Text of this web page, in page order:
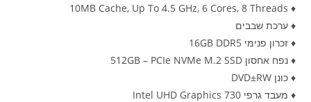
♦ 10MB Cache, Up To 4.5 GHz, 6 Cores, 8 Threads
♦ ערכת שבבים
♦ זכרון פנימי 16GB DDR5
♦ נפח אחסון 512GB – PCIe NVMe M.2 SSD
♦ כונן DVD±RW
♦ מעבד גרפי Intel UHD Graphics 730